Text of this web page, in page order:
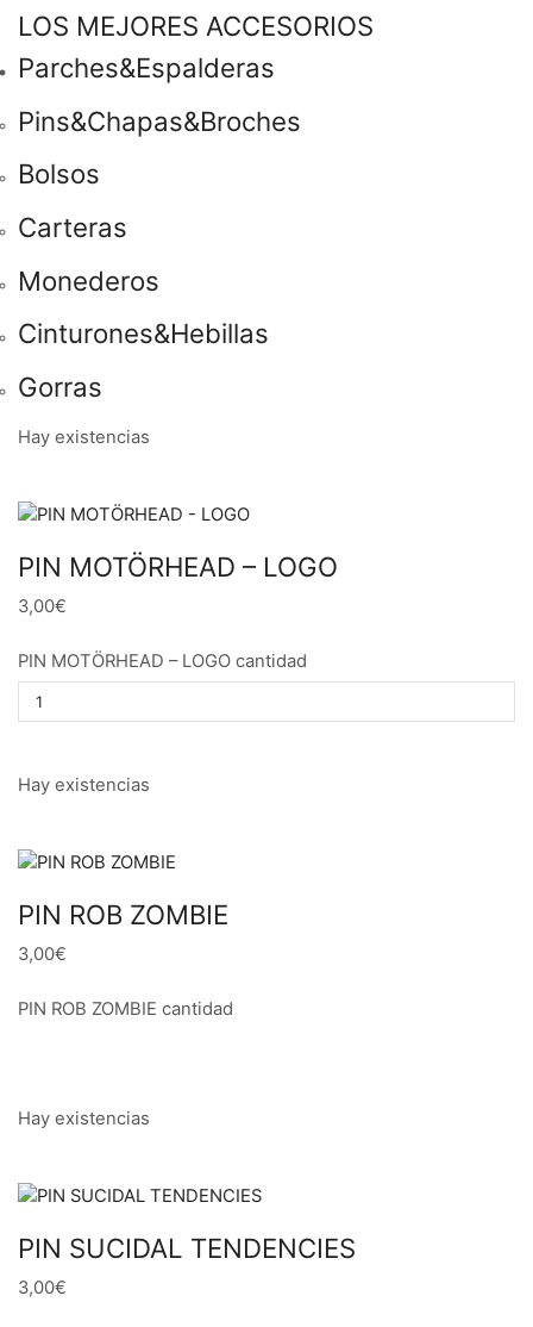
LOS MEJORES ACCESORIOS
Parches&Espalderas
Pins&Chapas&Broches
Bolsos
Carteras
Monederos
Cinturones&Hebillas
Gorras
Hay existencias
PIN MOTÖRHEAD – LOGO
3,00€
PIN MOTÖRHEAD – LOGO cantidad
Hay existencias
PIN ROB ZOMBIE
3,00€
PIN ROB ZOMBIE cantidad
Hay existencias
PIN SUCIDAL TENDENCIES
3,00€